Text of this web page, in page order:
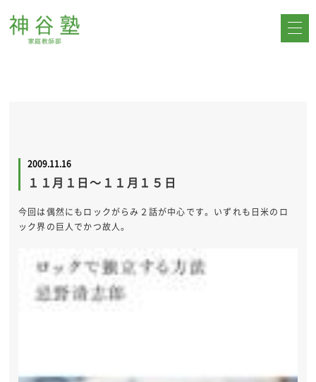
2009.11.16
１１月１日～１１月１５日
今回は偶然にもロックがらみ２話が中心です。いずれも日米のロ
ック界の巨人でかつ故人。